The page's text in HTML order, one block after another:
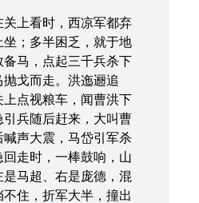
上看时，西凉军都弃
；多半困乏，就于地
备马，点起三千兵杀下
戈而走。洪迤逦追
点视粮车，闻曹洪下
兵随后赶来，大叫曹
声大震，马岱引军杀
走时，一棒鼓响，山
马超、右是庞德，混
住，折军大半，撞出